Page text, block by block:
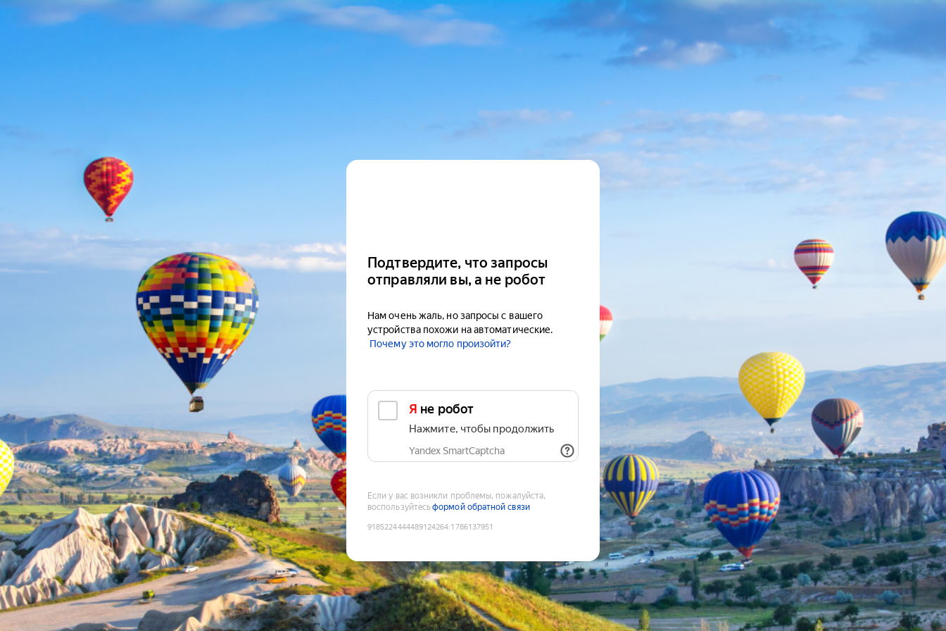
Подтвердите, что запросы
отправляли вы, а не робот
Нам очень жаль, но запросы с вашего
устройства похожи на автоматические.
Почему это могло произойти?
Я не робот
Нажмите, чтобы продолжить
Yandex SmartCaptcha
Если у вас возникли проблемы, пожалуйста,
воспользуйтесьформой обратной связи
9185224444489124264:1786137951